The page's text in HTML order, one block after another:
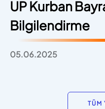
UP Kurban
Bilgilendirme
05.06.2025
TÜM